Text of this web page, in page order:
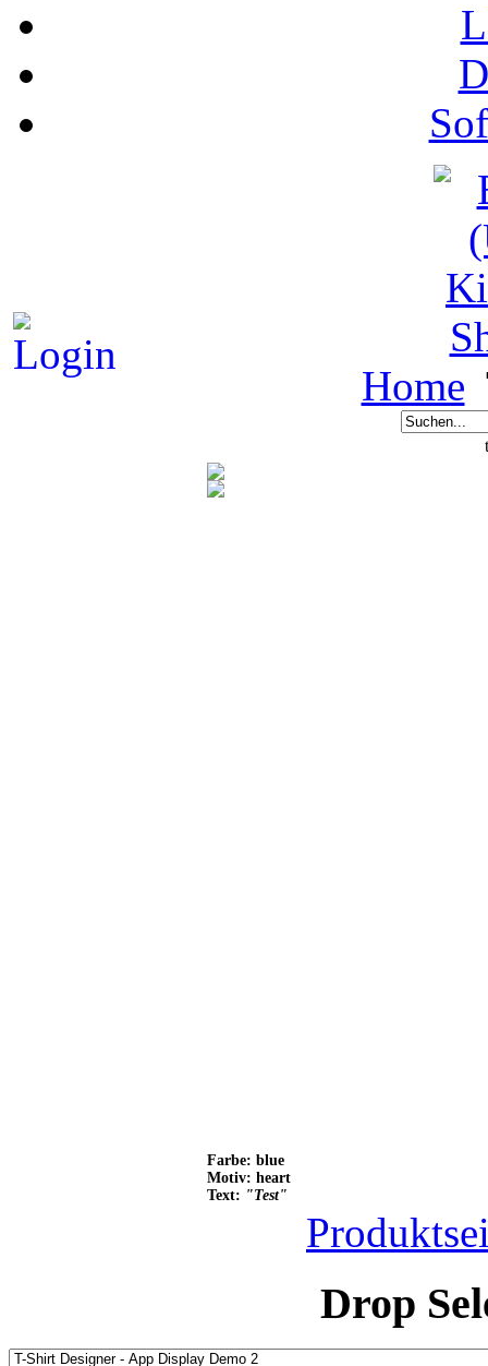
Home
Farbe: blue
Motiv: heart
Text: "Test"
Drop